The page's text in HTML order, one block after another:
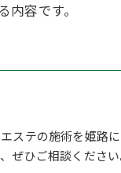
容です。
ステの施術を姫路
ぜひご相談ください